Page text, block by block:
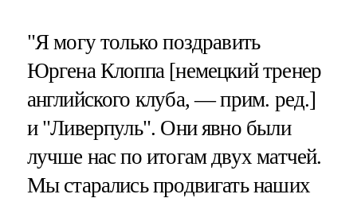
"Я могу только поздравить
Юргена Клоппа [немецкий тренер
английского клуба, — прим. ред.]
и "Ливерпуль". Они явно были
лучше нас по итогам двух матчей.
Мы старались продвигать наших